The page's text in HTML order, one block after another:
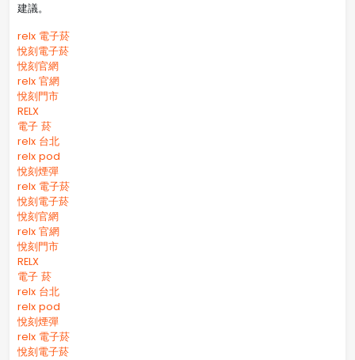
建議。
relx 電子菸
悅刻電子菸
悅刻官網
relx 官網
悅刻門市
RELX
電子 菸
relx 台北
relx pod
悅刻煙彈
relx 電子菸
悅刻電子菸
悅刻官網
relx 官網
悅刻門市
RELX
電子 菸
relx 台北
relx pod
悅刻煙彈
relx 電子菸
悅刻電子菸